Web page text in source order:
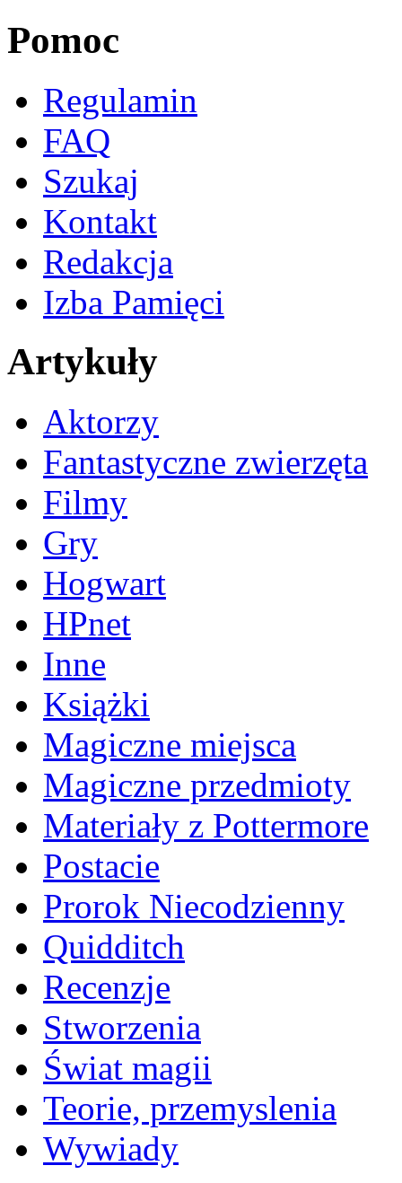
Pomoc
Regulamin
FAQ
Szukaj
Kontakt
Redakcja
Izba Pamięci
Artykuły
Aktorzy
Fantastyczne zwierzęta
Filmy
Gry
Hogwart
HPnet
Inne
Książki
Magiczne miejsca
Magiczne przedmioty
Materiały z Pottermore
Postacie
Prorok Niecodzienny
Quidditch
Recenzje
Stworzenia
Świat magii
Teorie, przemyslenia
Wywiady